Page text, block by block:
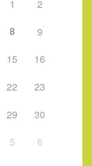
1
2
8
9
15
16
22
23
29
30
5 6